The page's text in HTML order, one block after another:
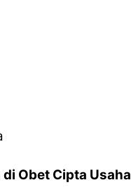
Obet Cipta Usaha